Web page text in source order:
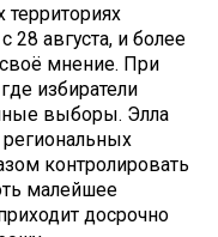
территориях
28 августа, и более
мнение. При
избиратели
выборы. Элла
контролировать
малейшее
досрочно